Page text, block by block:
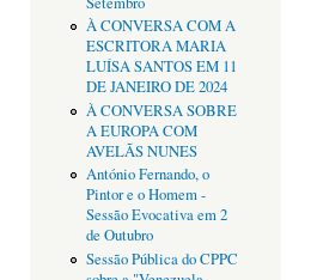
À CONVERSA COM A
ESCRITORA MARIA
LUÍSA SANTOS EM 11
DE JANEIRO DE 2024
À CONVERSA SOBRE
A EUROPA COM
AVELÃS NUNES
António Fernando, o
Pintor e o Homem -
Sessão Evocativa em 2
de Outubro
Sessão Pública do CPPC